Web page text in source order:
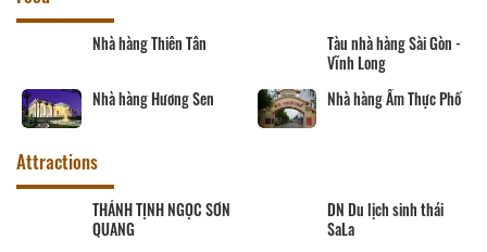
Nhà hàng Thiên Tân
Tàu nhà hàng Sài Gòn -
Vĩnh Long
Nhà hàng Hương Sen
Nhà hàng Ẩm Thực Phố
Attractions
THÁNH TỊNH NGỌC SƠN
QUANG
DN Du lịch sinh thái
SaLa